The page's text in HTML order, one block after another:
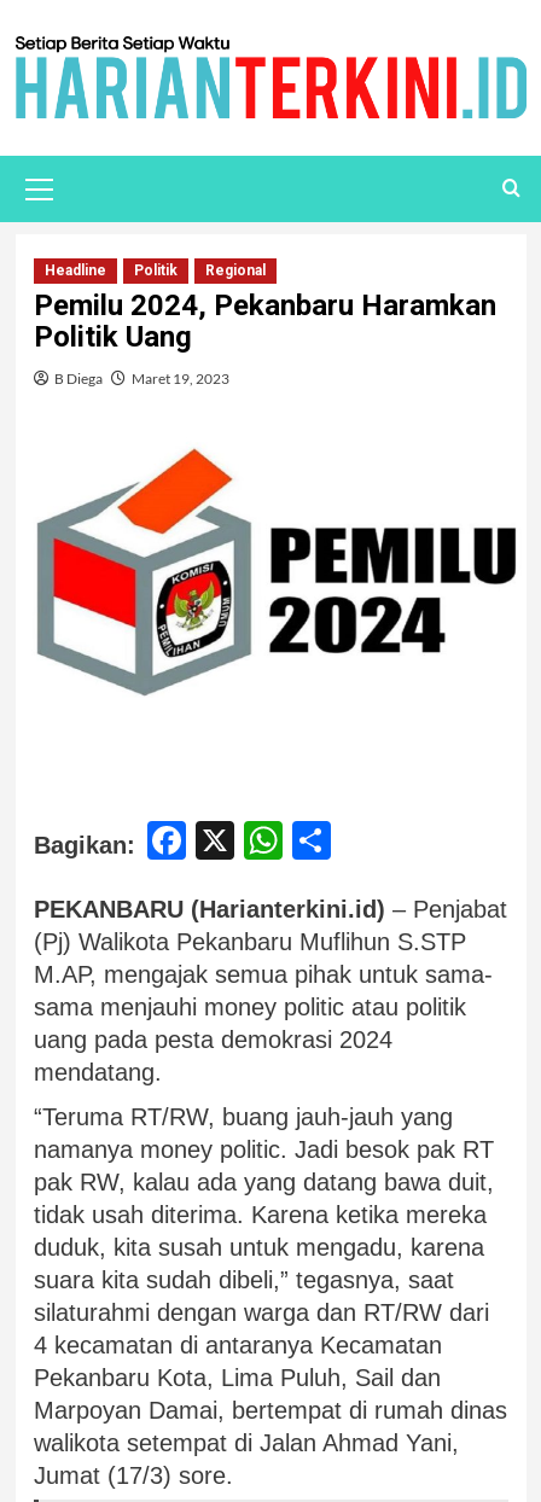
Headline Politik Regional
Pemilu 2024, Pekanbaru Haramkan
Politik Uang
B Diega Maret 19, 2023
Bagikan: Facebook
X WhatsApp
PEKANBARU (Harianterkini.id) – Penjabat
(Pj) Walikota Pekanbaru Muflihun S.STP
M.AP, mengajak semua pihak untuk sama-
sama menjauhi money politic atau politik
uang pada pesta demokrasi 2024
mendatang.
“Teruma RT/RW, buang jauh-jauh yang
namanya money politic. Jadi besok pak RT
pak RW, kalau ada yang datang bawa duit,
tidak usah diterima. Karena ketika mereka
duduk, kita susah untuk mengadu, karena
suara kita sudah dibeli,” tegasnya, saat
silaturahmi dengan warga dan RT/RW dari
4 kecamatan di antaranya Kecamatan
Pekanbaru Kota, Lima Puluh, Sail dan
Marpoyan Damai, bertempat di rumah dinas
walikota setempat di Jalan Ahmad Yani,
Jumat (17/3) sore.